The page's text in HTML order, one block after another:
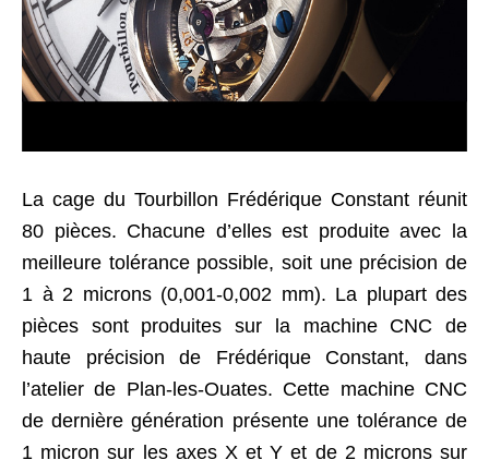
La cage du Tourbillon Frédérique Constant réunit
80 pièces. Chacune d’elles est produite avec la
meilleure tolérance possible, soit une précision de
1 à 2 microns (0,001-0,002 mm). La plupart des
pièces sont produites sur la machine CNC de
haute précision de Frédérique Constant, dans
l’atelier de Plan-les-Ouates. Cette machine CNC
de dernière génération présente une tolérance de
1 micron sur les axes X et Y et de 2 microns sur